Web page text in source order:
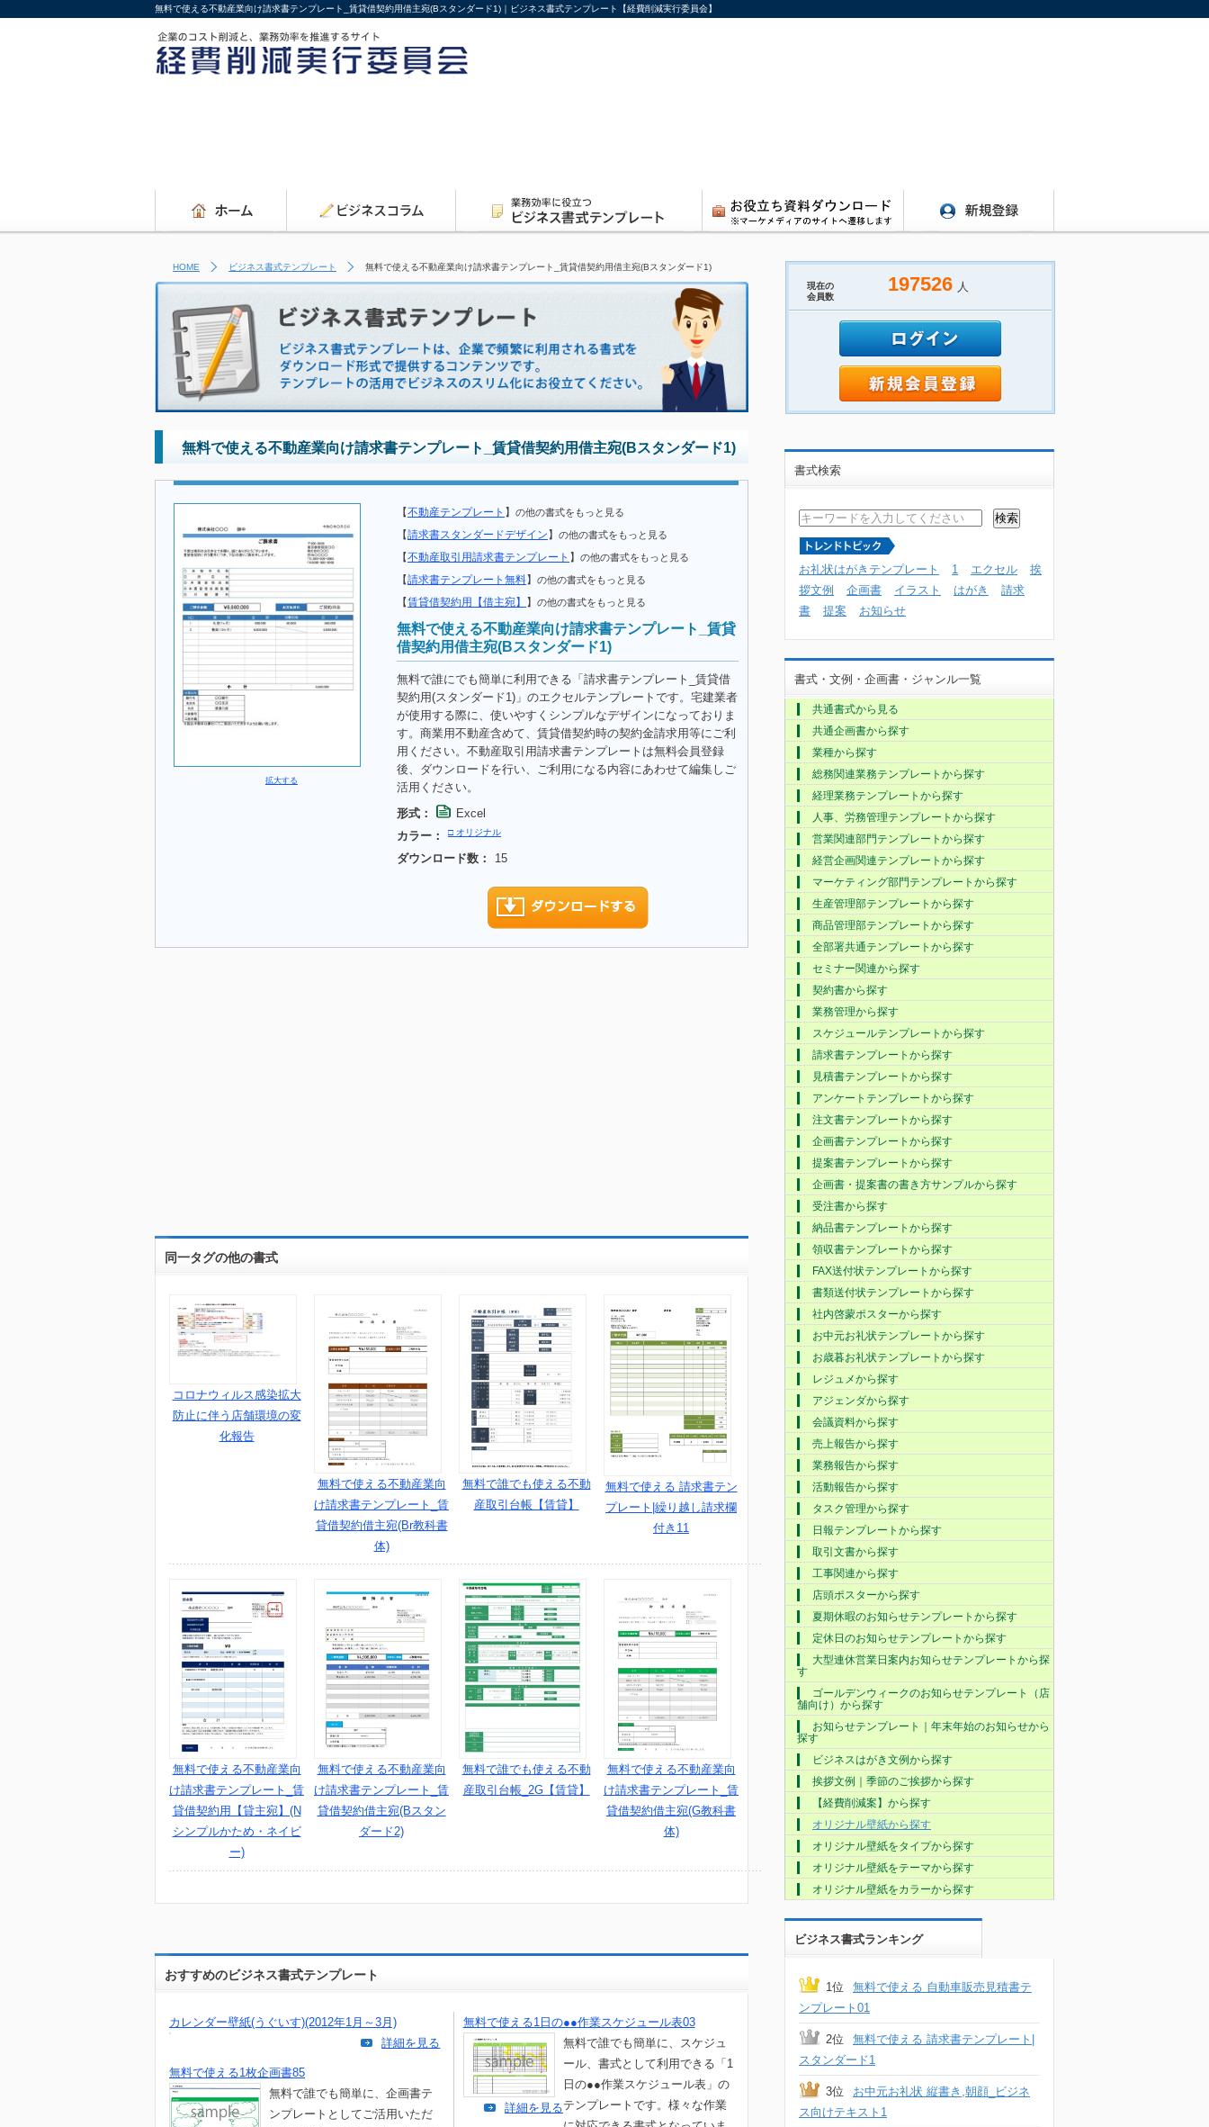
無料で使える不動産業向け請求書テンプレート_賃貸借契約用借主宛(Bスタンダード1)｜ビジネス書式テンプレート【経費削減実行委員会】
HOME ビジネス書式テンプレート 無料で使える不動産業向け請求書テンプレート_賃貸借契約用借主宛(Bスタンダード1)
無料で使える不動産業向け請求書テンプレート_賃貸借契約用借主宛(Bスタンダード1)
拡大する
【不動産テンプレート 】 の他の書式をもっと見る
【請求書スタンダードデザイン】 の他の書式をもっと見る
【不動産取引用請求書テンプレート 】 の他の書式をもっと見る
【請求書テンプレート無料】 の他の書式をもっと見る
【賃貸借契約用【借主宛】 】 の他の書式をもっと見る
無料で使える不動産業向け請求書テンプレート_賃貸
借契約用借主宛(Bスタンダード1)
無料で誰にでも簡単に利用できる「請求書テンプレート_賃貸借
契約用(スタンダード1)」のエクセルテンプレートです。宅建業者
が使用する際に、使いやすくシンプルなデザインになっておりま
す。商業用不動産含めて、賃貸借契約時の契約金請求用等にご利
用ください。不動産取引用請求書テンプレートは無料会員登録
後、ダウンロードを行い、ご利用になる内容にあわせて編集しご
活用ください。
形式：
Excel
カラー：
□ オリジナル
ダウンロード数： 15
同一タグの他の書式
コロナウィルス感染拡大
防止に伴う店舗環境の変
化報告
無料で使える不動産業向
け請求書テンプレート_賃
貸借契約借主宛(Br教科書
体)
無料で誰でも使える不動
産取引台帳【賃貸】
無料で使える 請求書テン
プレート|繰り越し請求欄
付き11
無料で使える不動産業向
け請求書テンプレート_賃
貸借契約用【貸主宛】(N
シンプルかため・ネイビ
ー)
無料で使える不動産業向
け請求書テンプレート_賃
貸借契約借主宛(Bスタン
ダード2)
無料で誰でも使える不動
産取引台帳_2G【賃貸】
無料で使える不動産業向
け請求書テンプレート_賃
貸借契約借主宛(G教科書
体)
おすすめのビジネス書式テンプレート
カレンダー壁紙(うぐいす)(2012年1月～3月)
詳細を見る
無料で使える1日の●●作業スケジュール表03
無料で誰でも簡単に、スケジュ
ール、書式として利用できる「1
日の●●作業スケジュール表」の
テンプレートです。様々な作業
詳細を見る
無料で使える1枚企画書85
無料で誰でも簡単に、企画書テ
ンプレートとしてご活用いただ
現在の
会員数
197526 人
書式検索
お礼状はがきテンプレート 1 エクセル
挨
拶文例
企画書 イラスト はがき
請求
書
提案 お知らせ
書式・文例・企画書・ジャンル一覧
共通書式から見る
共通企画書から探す
業種から探す
総務関連業務テンプレートから探す
経理業務テンプレートから探す
人事、労務管理テンプレートから探す
営業関連部門テンプレートから探す
経営企画関連テンプレートから探す
マーケティング部門テンプレートから探す
生産管理部テンプレートから探す
商品管理部テンプレートから探す
全部署共通テンプレートから探す
セミナー関連から探す
契約書から探す
業務管理から探す
スケジュールテンプレートから探す
請求書テンプレートから探す
見積書テンプレートから探す
アンケートテンプレートから探す
注文書テンプレートから探す
企画書テンプレートから探す
提案書テンプレートから探す
企画書・提案書の書き方サンプルから探す
受注書から探す
納品書テンプレートから探す
領収書テンプレートから探す
FAX送付状テンプレートから探す
書類送付状テンプレートから探す
社内啓蒙ポスターから探す
お中元お礼状テンプレートから探す
お歳暮お礼状テンプレートから探す
レジュメから探す
アジェンダから探す
会議資料から探す
売上報告から探す
業務報告から探す
活動報告から探す
タスク管理から探す
日報テンプレートから探す
取引文書から探す
工事関連から探す
店頭ポスターから探す
夏期休暇のお知らせテンプレートから探す
定休日のお知らせテンプレートから探す
大型連休営業日案内お知らせテンプレートから探
す
ゴールデンウィークのお知らせテンプレート（店
舗向け）から探す
お知らせテンプレート｜年末年始のお知らせから
探す
ビジネスはがき文例から探す
挨拶文例｜季節のご挨拶から探す
【経費削減案】から探す
オリジナル壁紙から探す
オリジナル壁紙をタイプから探す
オリジナル壁紙をテーマから探す
オリジナル壁紙をカラーから探す
ビジネス書式ランキング
1位
無料で使える 自動車販売見積書テ
ンプレート01
2位
無料で使える 請求書テンプレート|
スタンダード1
3位
お中元お礼状 縦書き,朝顔_ビジネ
ス向けテキスト1